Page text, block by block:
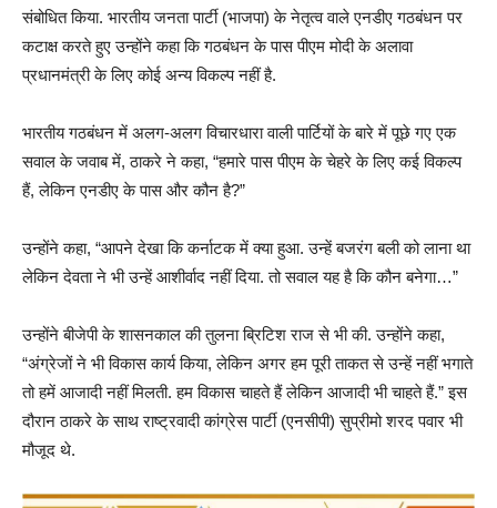
संबोधित किया. भारतीय जनता पार्टी (भाजपा) के नेतृत्व वाले एनडीए गठबंधन पर
कटाक्ष करते हुए उन्होंने कहा कि गठबंधन के पास पीएम मोदी के अलावा
प्रधानमंत्री के लिए कोई अन्य विकल्प नहीं है.
भारतीय गठबंधन में अलग-अलग विचारधारा वाली पार्टियों के बारे में पूछे गए एक
सवाल के जवाब में, ठाकरे ने कहा, “हमारे पास पीएम के चेहरे के लिए कई विकल्प
हैं, लेकिन एनडीए के पास और कौन है?”
उन्होंने कहा, “आपने देखा कि कर्नाटक में क्या हुआ. उन्हें बजरंग बली को लाना था
लेकिन देवता ने भी उन्हें आशीर्वाद नहीं दिया. तो सवाल यह है कि कौन बनेगा…”
उन्होंने बीजेपी के शासनकाल की तुलना ब्रिटिश राज से भी की. उन्होंने कहा,
“अंग्रेजों ने भी विकास कार्य किया, लेकिन अगर हम पूरी ताकत से उन्हें नहीं भगाते
तो हमें आजादी नहीं मिलती. हम विकास चाहते हैं लेकिन आजादी भी चाहते हैं.” इस
दौरान ठाकरे के साथ राष्ट्रवादी कांग्रेस पार्टी (एनसीपी) सुप्रीमो शरद पवार भी
मौजूद थे.